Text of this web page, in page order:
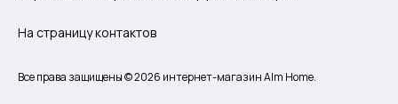
На страницу контактов
Все права защищены © 2026 интернет-магазин Alm Home.